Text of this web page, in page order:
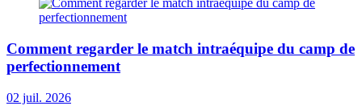
Comment regarder le match intraéquipe du camp de
perfectionnement
02 juil. 2026